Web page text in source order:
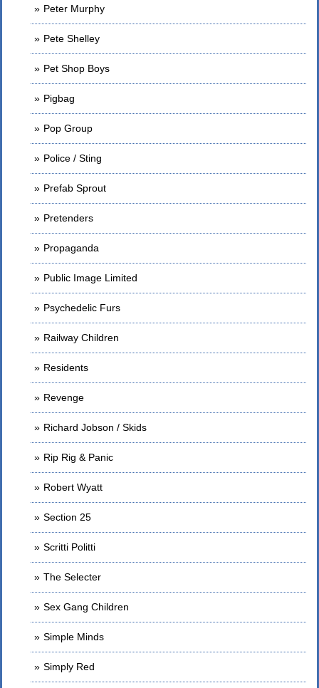
Peter Murphy
Pete Shelley
Pet Shop Boys
Pigbag
Pop Group
Police / Sting
Prefab Sprout
Pretenders
Propaganda
Public Image Limited
Psychedelic Furs
Railway Children
Residents
Revenge
Richard Jobson / Skids
Rip Rig & Panic
Robert Wyatt
Section 25
Scritti Politti
The Selecter
Sex Gang Children
Simple Minds
Simply Red